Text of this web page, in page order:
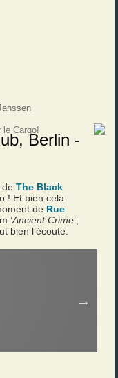
Berlin -
deThe Black
! Et bien cela
de Rue
’AncientCrime’,
bien l’écoute.